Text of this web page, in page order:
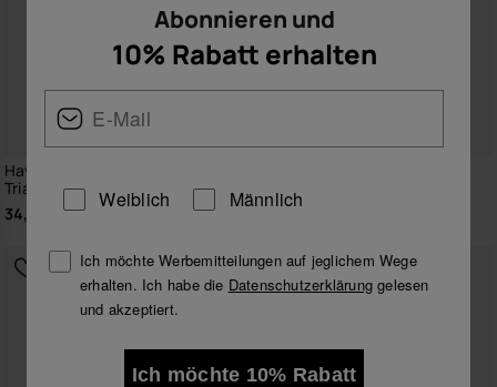
Havaianas Bikini Oberseite
Triangle Tucano
34,90 €
Triangle Logomania
34,90 €
Abonnieren und
10% Rabatt erhalten
Weiblich Männlich
Ich möchte Werbemitteilungen auf jeglichem Wege
erhalten. Ich habe die Datenschutzerklärung gelesen
und akzeptiert.
Ich möchte 10% Rabatt